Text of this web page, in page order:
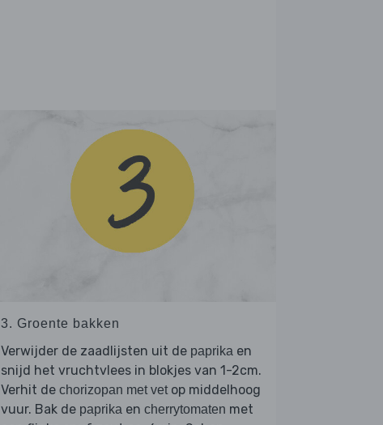
3. Groente bakken
Verwijder de zaadlijsten uit de paprika en
snijd het vruchtvlees in blokjes van 1-2cm.
Verhit de chorizopan met vetop middelhoog
vuur. Bak de paprika en cherrytomaten met